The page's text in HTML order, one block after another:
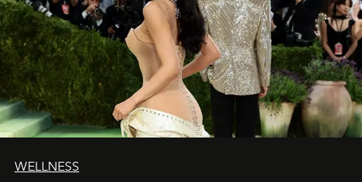
WELLNESS